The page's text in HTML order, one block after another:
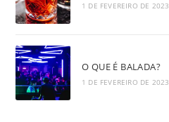
1 DE FEVEREIRO DE 2023
O QUE É BALADA?
1 DE FEVEREIRO DE 2023